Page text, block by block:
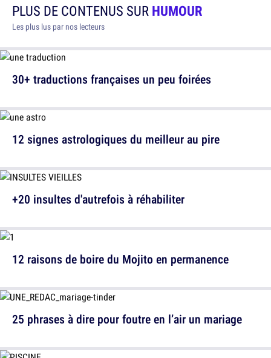
PLUS DE CONTENUS SURHUMOUR
Les plus lus par nos lecteurs
30+ traductions françaises un peu foirées
+20 insultes d'autrefois à réhabiliter
25 phrases à dire pour foutre en l’air un mariage
12 signes astrologiques du meilleur au pire
12 raisons de boire du Mojito en permanence